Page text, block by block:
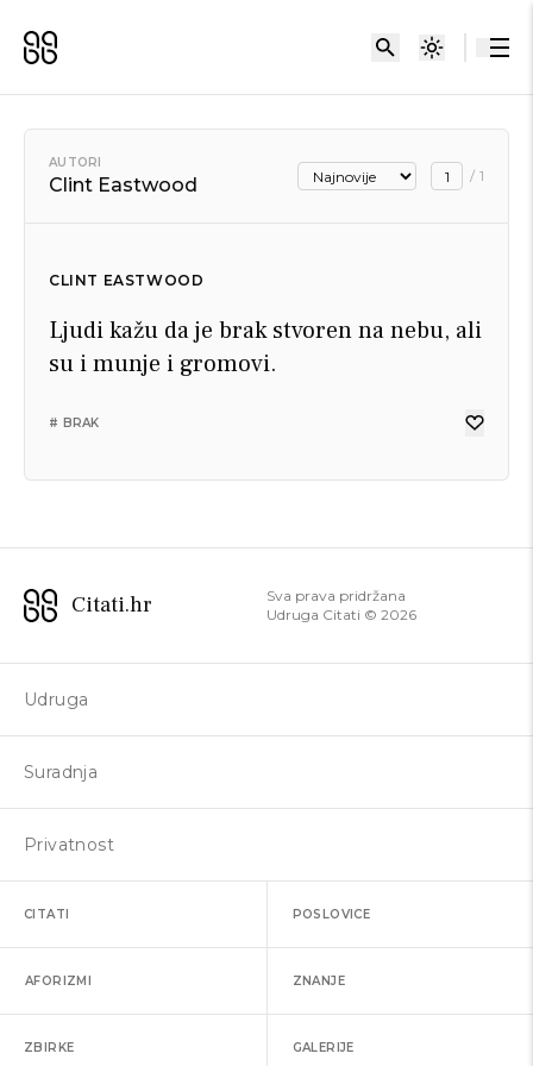
AUTORI
Clint Eastwood / 1
CLINT EASTWOOD
Ljudi kažu da je brak stvoren na nebu, ali
su i munje i gromovi.
# BRAK
Citati.hr
Sva prava pridržana
Udruga Citati © 2026
Udruga
Suradnja
Privatnost
CITATI POSLOVICE
AFORIZMI ZNANJE
ZBIRKE GALERIJE